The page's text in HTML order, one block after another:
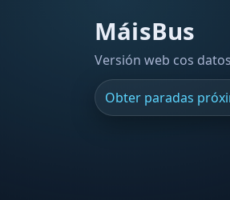
MáisBus
Versión web cos
Obter paradas